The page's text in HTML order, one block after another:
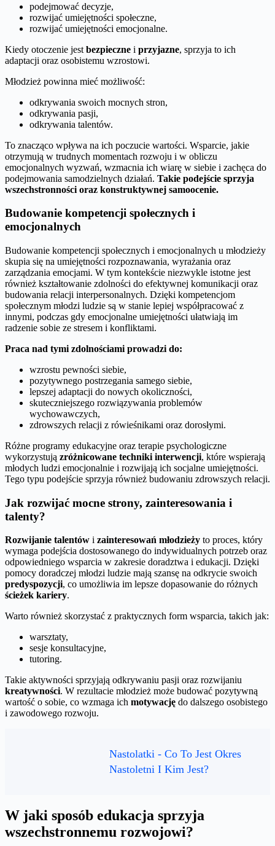
podejmować decyzje,
rozwijać umiejętności społeczne,
rozwijać umiejętności emocjonalne.
Kiedy otoczenie jest bezpieczne i przyjazne, sprzyja to ich
adaptacji oraz osobistemu wzrostowi.
Młodzież powinna mieć możliwość:
odkrywania swoich mocnych stron,
odkrywania pasji,
odkrywania talentów.
To znacząco wpływa na ich poczucie wartości. Wsparcie, jakie
otrzymują w trudnych momentach rozwoju i w obliczu
emocjonalnych wyzwań, wzmacnia ich wiarę w siebie i zachęca do
podejmowania samodzielnych działań. Takie podejście sprzyja
wszechstronności oraz konstruktywnej samoocenie.
Budowanie kompetencji społecznych i
emocjonalnych
Budowanie kompetencji społecznych i emocjonalnych u młodzieży
skupia się na umiejętności rozpoznawania, wyrażania oraz
zarządzania emocjami. W tym kontekście niezwykle istotne jest
również kształtowanie zdolności do efektywnej komunikacji oraz
budowania relacji interpersonalnych. Dzięki kompetencjom
społecznym młodzi ludzie są w stanie lepiej współpracować z
innymi, podczas gdy emocjonalne umiejętności ułatwiają im
radzenie sobie ze stresem i konfliktami.
Praca nad tymi zdolnościami prowadzi do:
wzrostu pewności siebie,
pozytywnego postrzegania samego siebie,
lepszej adaptacji do nowych okoliczności,
skuteczniejszego rozwiązywania problemów
wychowawczych,
zdrowszych relacji z rówieśnikami oraz dorosłymi.
Różne programy edukacyjne oraz terapie psychologiczne
wykorzystują zróżnicowane techniki interwencji, które wspierają
młodych ludzi emocjonalnie i rozwijają ich socjalne umiejętności.
Tego typu podejście sprzyja również budowaniu zdrowszych relacji.
Jak rozwijać mocne strony, zainteresowania i
talenty?
Rozwijanie talentów i zainteresowań młodzieży to proces, który
wymaga podejścia dostosowanego do indywidualnych potrzeb oraz
odpowiedniego wsparcia w zakresie doradztwa i edukacji. Dzięki
pomocy doradczej młodzi ludzie mają szansę na odkrycie swoich
predyspozycji, co umożliwia im lepsze dopasowanie do różnych
ścieżek kariery.
Warto również skorzystać z praktycznych form wsparcia, takich jak:
warsztaty,
sesje konsultacyjne,
tutoring.
Takie aktywności sprzyjają odkrywaniu pasji oraz rozwijaniu
kreatywności. W rezultacie młodzież może budować pozytywną
wartość o sobie, co wzmaga ich motywację do dalszego osobistego
i zawodowego rozwoju.
Nastolatki - Co To Jest Okres
Nastoletni I Kim Jest?
W jaki sposób edukacja sprzyja
wszechstronnemu rozwojowi?